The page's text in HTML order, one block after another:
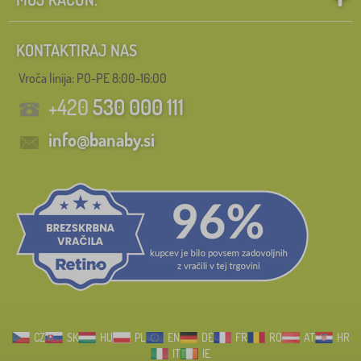
KONTAKTIRAJ NAS
Vroča linija: PO-PE 8:00-16:00
+420530 000 111
info@banaby.si
CZ SK HU PL EN DE FR RO AT
HR
IT
IE